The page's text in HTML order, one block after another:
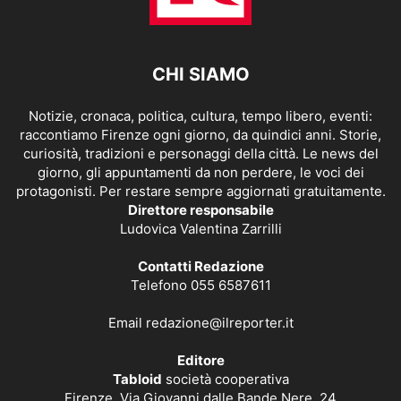
CHI SIAMO
Notizie, cronaca, politica, cultura, tempo libero, eventi:
raccontiamo Firenze ogni giorno, da quindici anni. Storie,
curiosità, tradizioni e personaggi della città. Le news del
giorno, gli appuntamenti da non perdere, le voci dei
protagonisti. Per restare sempre aggiornati gratuitamente.
Direttore responsabile
Ludovica Valentina Zarrilli
Contatti Redazione
Telefono 055 6587611
Email redazione@ilreporter.it
Editore
Tabloid società cooperativa